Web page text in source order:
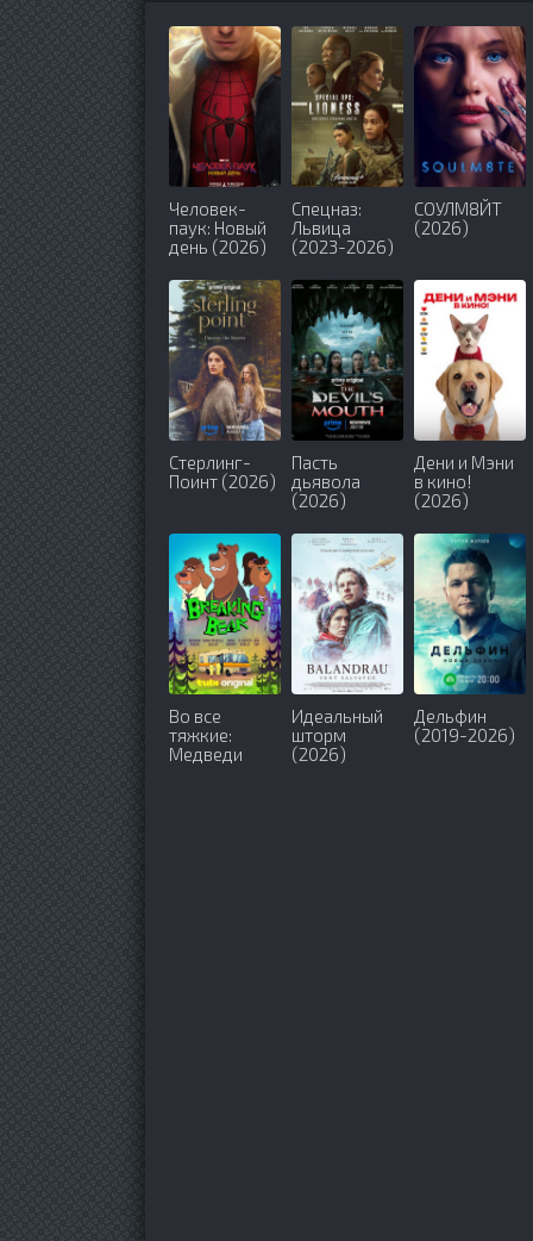
Человек-
паук: Новый
день (2026)
Спецназ:
Львица
(2023-2026)
СОУЛМ8ЙТ
(2026)
Стерлинг-
Поинт (2026)
Пасть
дьявола
(2026)
Дени и Мэни
в кино!
(2026)
Во все
тяжкие:
Медведи
Идеальный
шторм
(2026)
Дельфин
(2019-2026)